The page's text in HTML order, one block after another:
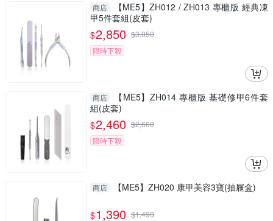
商店
【ME5】ZH012 / ZH013 專櫃版 經典凍
甲5件套組(皮套)
$2,850 $3,050
限時下殺
商店
【ME5】ZH014 專櫃版 基礎修甲6件套
組(皮套)
$2,460 $2,660
限時下殺
商店 【ME5】ZH020 康甲美容3寶(抽屜盒)
$1,390 $1,490